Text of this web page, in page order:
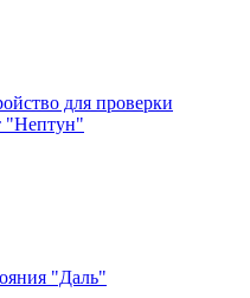
для проверки
"Нептун"
"Даль"